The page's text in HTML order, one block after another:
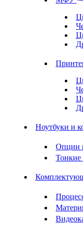
Ноутбуки и
Опции
Тонкие